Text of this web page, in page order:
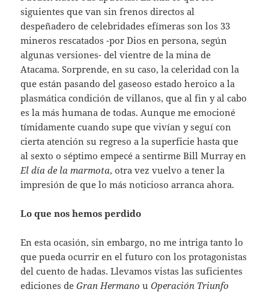
siguientes que van sin frenos directos al
despeñadero de celebridades efímeras son los 33
mineros rescatados -por Dios en persona, según
algunas versiones- del vientre de la mina de
Atacama. Sorprende, en su caso, la celeridad con la
que están pasando del gaseoso estado heroico a la
plasmática condición de villanos, que al fin y al cabo
es la más humana de todas. Aunque me emocioné
tímidamente cuando supe que vivían y seguí con
cierta atención su regreso a la superficie hasta que
al sexto o séptimo empecé a sentirme Bill Murray en
El día de la marmota, otra vez vuelvo a tener la
impresión de que lo más noticioso arranca ahora.
Lo que nos hemos perdido
En esta ocasión, sin embargo, no me intriga tanto lo
que pueda ocurrir en el futuro con los protagonistas
del cuento de hadas. Llevamos vistas las suficientes
ediciones deGran Hermano uOperación Triunfo